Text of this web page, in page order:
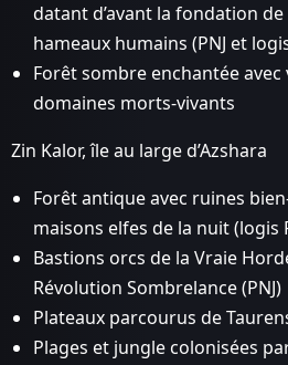
datant d’avant la fondation de
hameaux humains (PNJ et
Forêt sombre enchantée
domaines morts-vivants
Zin Kalor, île au large d’Azshara
Forêt antique avec ruines
maisons elfes de la nuit (logis
Bastions orcs de la Vraie
Révolution Sombrelance (PNJ)
Plateaux parcourus de
Plages et jungle colonisées